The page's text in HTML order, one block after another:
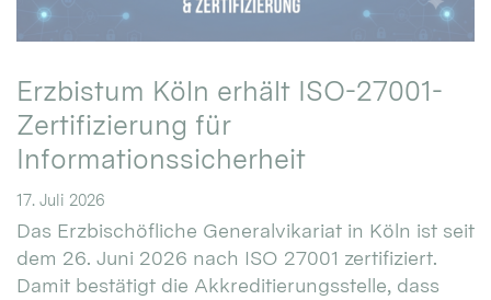
Erzbistum Köln erhält ISO-27001-
Zertifizierung für
Informationssicherheit
17. Juli 2026
Das Erzbischöfliche Generalvikariat in Köln ist seit
dem 26. Juni 2026 nach ISO 27001 zertifiziert.
Damit bestätigt die Akkreditierungsstelle, dass